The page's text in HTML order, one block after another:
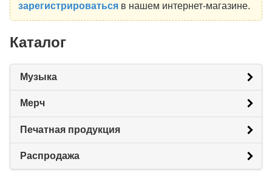
зарегистрироватьсяв нашем интернет-магазине.
Каталог
Музыка
Мерч
Печатная продукция
Распродажа